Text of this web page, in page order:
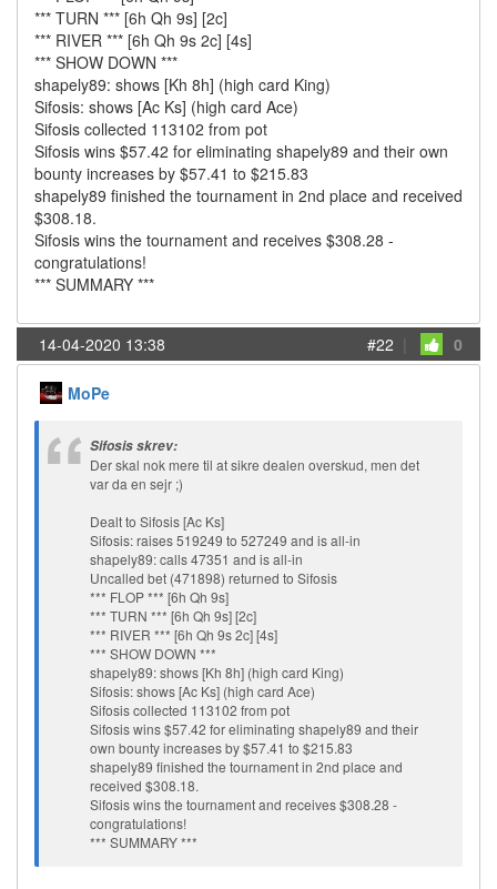
*** TURN *** [6h Qh 9s] [2c]
*** RIVER *** [6h Qh 9s 2c] [4s]
*** SHOW DOWN ***
shapely89: shows [Kh 8h] (high card King)
Sifosis: shows [Ac Ks] (high card Ace)
Sifosis collected 113102 from pot
Sifosis wins $57.42 for eliminating shapely89 and their own
bounty increases by $57.41 to $215.83
shapely89 finished the tournament in 2nd place and received
$308.18.
Sifosis wins the tournament and receives $308.28 -
congratulations!
*** SUMMARY ***
14-04-2020 13:38 #22 | 0
MoPe
Sifosis skrev:
Der skal nok mere til at sikre dealen overskud, men det
var da en sejr ;)
Dealt to Sifosis [Ac Ks]
Sifosis: raises 519249 to 527249 and is all-in
shapely89: calls 47351 and is all-in
Uncalled bet (471898) returned to Sifosis
*** FLOP *** [6h Qh 9s]
*** TURN *** [6h Qh 9s] [2c]
*** RIVER *** [6h Qh 9s 2c] [4s]
*** SHOW DOWN ***
shapely89: shows [Kh 8h] (high card King)
Sifosis: shows [Ac Ks] (high card Ace)
Sifosis collected 113102 from pot
Sifosis wins $57.42 for eliminating shapely89 and their
own bounty increases by $57.41 to $215.83
shapely89 finished the tournament in 2nd place and
received $308.18.
Sifosis wins the tournament and receives $308.28 -
congratulations!
*** SUMMARY ***